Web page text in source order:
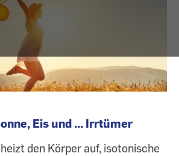
Eis und ... Irrtümer
den Körper auf, isotonische